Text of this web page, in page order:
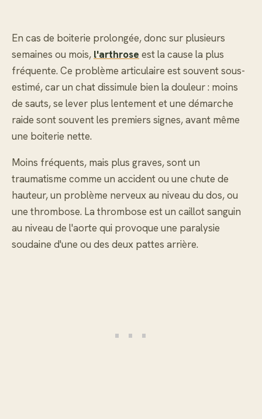
En cas de boiterie prolongée, donc sur plusieurs
semaines ou mois, l'arthrose est la cause la plus
fréquente. Ce problème articulaire est souvent sous-
estimé, car un chat dissimule bien la douleur : moins
de sauts, se lever plus lentement et une démarche
raide sont souvent les premiers signes, avant même
une boiterie nette.
Moins fréquents, mais plus graves, sont un
traumatisme comme un accident ou une chute de
hauteur, un problème nerveux au niveau du dos, ou
une thrombose. La thrombose est un caillot sanguin
au niveau de l'aorte qui provoque une paralysie
soudaine d'une ou des deux pattes arrière.